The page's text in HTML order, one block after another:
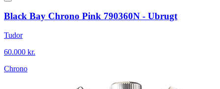
Black Bay Chrono Pink 790360N - Ubrugt
Tudor
60.000 kr.
Chrono